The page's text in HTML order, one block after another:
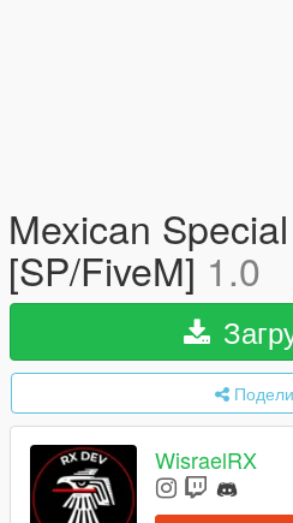
Mexican
[SP/FiveM] 1.0
WisraelRX